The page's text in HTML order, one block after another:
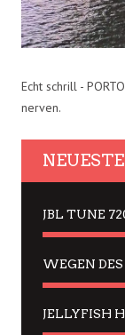
Echt schrill -
nerven.